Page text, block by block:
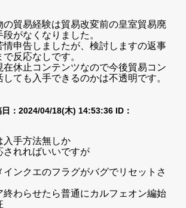
の貿易経験は貿易改変前の皇室貿易廃
がなくなりました。
情申告しましたが、検討しますの返事
反応なしです。
在休止コンテンツなので今後貿易コン
ても入手できるのかは不透明です。
日：2024/04/18(木) 14:53:36 ID：
入手方法無しか
されればいいですが
インクエのフラグがバグでリセットさ
終わらせたら普通にカルフェオン編始